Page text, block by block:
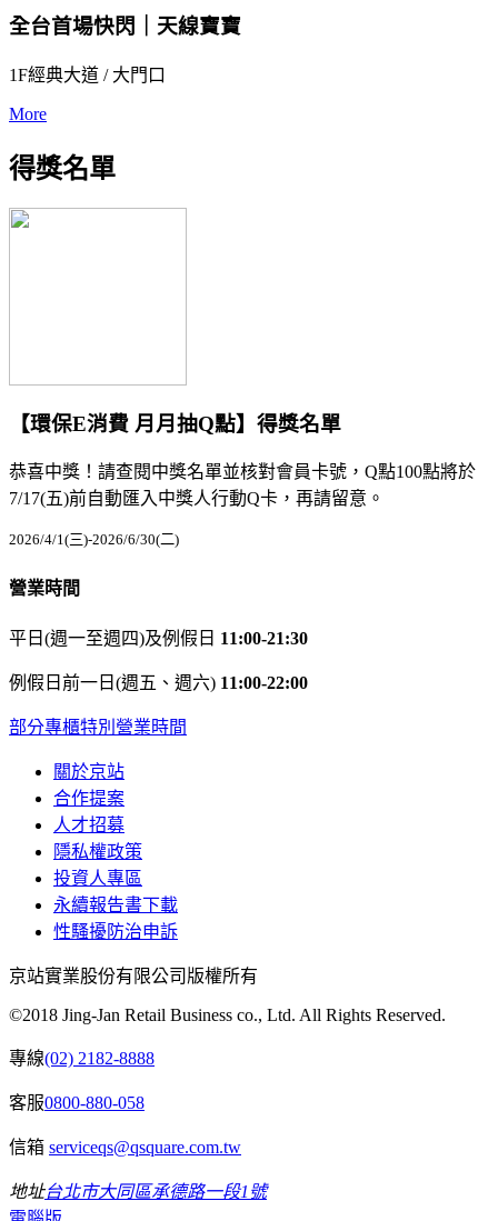
全台首場快閃｜天線寶寶
1F經典大道 / 大門口
More
得獎名單
【環保E消費 月月抽Q點】得獎名單
恭喜中獎！請查閱中獎名單並核對會員卡號，Q點100點將於
7/17(五)前自動匯入中獎人行動Q卡，再請留意。
2026/4/1(三)-2026/6/30(二)
營業時間
平日(週一至週四)及例假日 11:00-21:30
例假日前一日(週五、週六) 11:00-22:00
部分專櫃特別營業時間
關於京站
合作提案
人才招募
隱私權政策
投資人專區
永續報告書下載
性騷擾防治申訴
京站實業股份有限公司版權所有
©2018 Jing-Jan Retail Business co., Ltd. All Rights Reserved.
專線(02) 2182-8888
客服0800-880-058
信箱 serviceqs@qsquare.com.tw
地址台北市大同區承德路一段1號